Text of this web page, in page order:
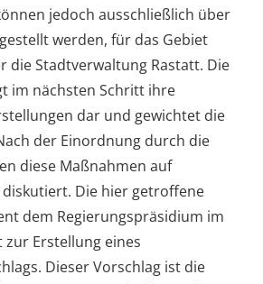
jedoch ausschließlich über
werden, für das Gebiet
die Stadtverwaltung Rastatt. Die
im nächsten Schritt ihre
dar und gewichtet die
der Einordnung durch die
diese Maßnahmen auf
diskutiert. Die hier getroffene
dem Regierungspräsidium im
Erstellung eines
Dieser Vorschlag ist die